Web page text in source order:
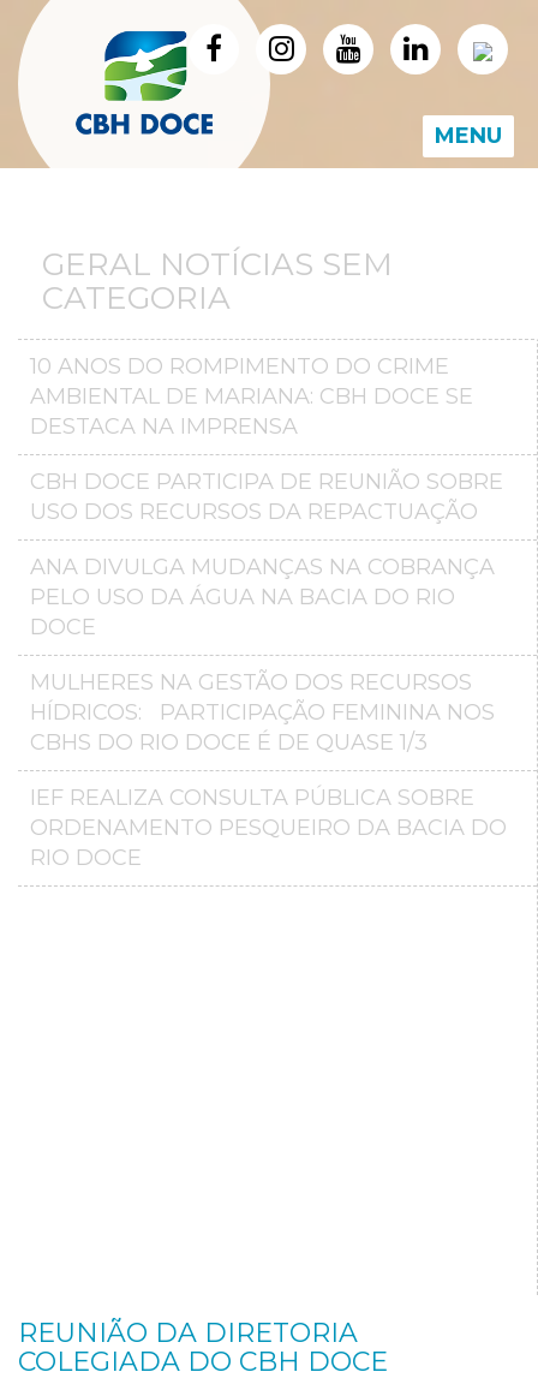
MENU
GERAL NOTÍCIAS SEM
CATEGORIA
10 ANOS DO ROMPIMENTO DO CRIME
AMBIENTAL DE MARIANA: CBH DOCE SE
DESTACA NA IMPRENSA
CBH DOCE PARTICIPA DE REUNIÃO SOBRE
USO DOS RECURSOS DA REPACTUAÇÃO
ANA DIVULGA MUDANÇAS NA COBRANÇA
PELO USO DA ÁGUA NA BACIA DO RIO
DOCE
MULHERES NA GESTÃO DOS RECURSOS
HÍDRICOS: PARTICIPAÇÃO FEMININA NOS
CBHS DO RIO DOCE É DE QUASE 1/3
IEF REALIZA CONSULTA PÚBLICA SOBRE
ORDENAMENTO PESQUEIRO DA BACIA DO
RIO DOCE
REUNIÃO DA DIRETORIA
COLEGIADA DO CBH DOCE